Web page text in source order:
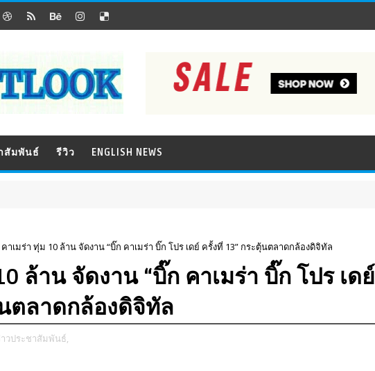
สัมพันธ์ รีวิว ENGLISH NEWS
าเมร่า ทุ่ม 10 ล้าน จัดงาน “บิ๊ก คาเมร่า บิ๊ก โปร เดย์ ครั้งที่ 13” กระตุ้นตลาดกล้องดิจิทัล
ล้าน จัดงาน “บิ๊ก คาเมร่า บิ๊ก โปร เดย์
ตลาดกล้องดิจิทัล
วประชาสัมพันธ์,